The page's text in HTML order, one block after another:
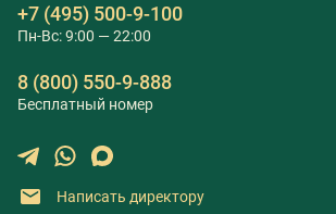
+7 (495) 500-9-100
Пн-Вс: 9:00 — 22:00
8 (800) 550-9-888
Бесплатный номер
Написать директору